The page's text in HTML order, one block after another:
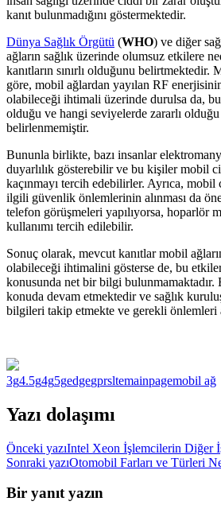
kanıt bulunmadığını göstermektedir.
Dünya Sağlık Örgütü (WHO) ve diğer
ağların sağlık üzerinde olumsuz etkilere
kanıtların sınırlı olduğunu belirtmektedir.
göre, mobil ağlardan yayılan RF enerjisinin
olabileceği ihtimali üzerinde durulsa da,
olduğu ve hangi seviyelerde zararlı
belirlenmemiştir.
Bununla birlikte, bazı insanlar
duyarlılık gösterebilir ve bu kişiler mobil
kaçınmayı tercih edebilirler. Ayrıca, mobil
ilgili güvenlik önlemlerinin alınması da
telefon görüşmeleri yapılıyorsa, hoparlör
kullanımı tercih edilebilir.
Sonuç olarak, mevcut kanıtlar mobil
olabileceği ihtimalini gösterse de, bu
konusunda net bir bilgi bulunmamaktadır.
konuda devam etmektedir ve sağlık
bilgileri takip etmekte ve gerekli önlemleri
3g4.5g4g5gedgegprsltemainpagemobil ağ
Yazı dolaşımı
Önceki yazıIntel Xeon İşlemcilerin Diğer
Sonraki yazıOtomobil Farları ve Türleri
Bir yanıt yazın